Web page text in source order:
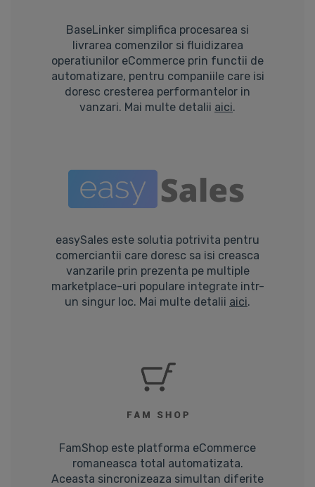
BaseLinker simplifica procesarea si
livrarea comenzilor si fluidizarea
operatiunilor eCommerce prin functii de
automatizare, pentru companiile care isi
doresc cresterea performantelor in
vanzari. Mai multe detalii aici.
easySales este solutia potrivita pentru
comerciantii care doresc sa isi creasca
vanzarile prin prezenta pe multiple
marketplace-uri populare integrate intr-
un singur loc. Mai multe detalii aici.
FamShop este platforma eCommerce
romaneasca total automatizata.
Aceasta sincronizeaza simultan diferite